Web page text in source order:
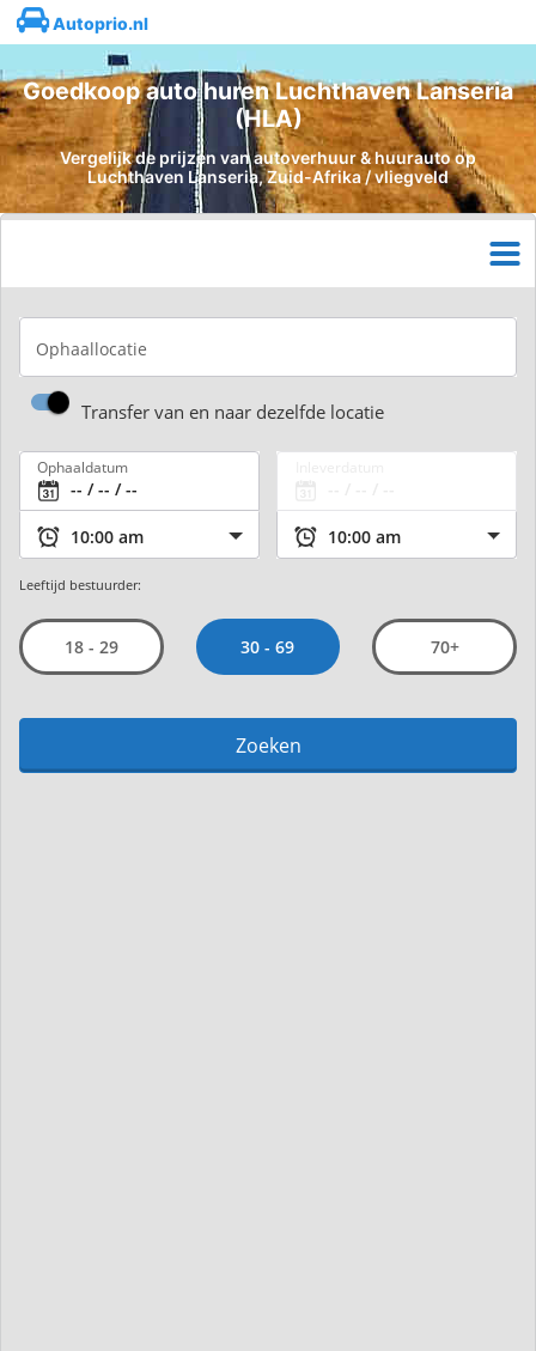
Autoprio.nl
Goedkoop auto huren Luchthaven Lanseria
(HLA)
Vergelijk de prijzen van autoverhuur & huurauto op
Luchthaven Lanseria, Zuid-Afrika / vliegveld
Ophaallocatie
Transfer van en naar dezelfde locatie
Ophaaldatum
Leeftijd bestuurder:
18 - 29 30 - 69 70+
Zoeken